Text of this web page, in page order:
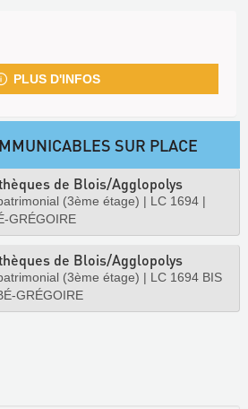
PLUS D'INFOS
SUR PLACE
de Blois/Agglopolys
(3ème étage) | LC 1694 |
GRÉGOIRE
de Blois/Agglopolys
(3ème étage) | LC 1694 BIS
GRÉGOIRE